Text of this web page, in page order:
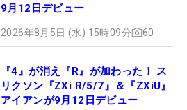
9月12日デビュー
2026年8月5日 (水) 15時09分 60
『4』が消え『R』が加わった！ ス
リクソン『ZXi R/5/7』＆『ZXiU』
アイアンが9月12日デビュー